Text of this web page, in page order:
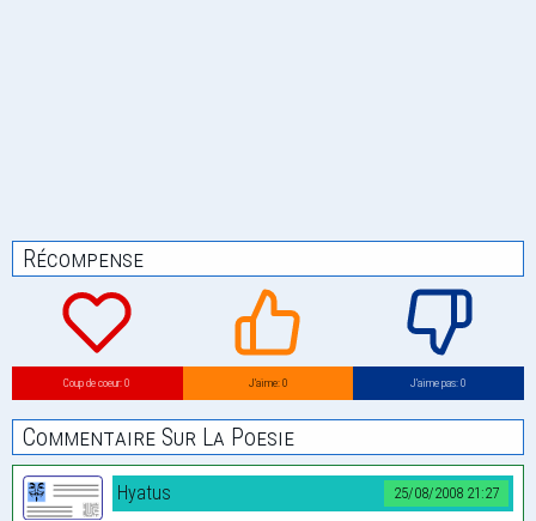
Récompense
Coup de coeur: 0 J’aime: 0 J’aime pas: 0
Commentaire Sur La Poesie
25/08/2008 21:27
Hyatus